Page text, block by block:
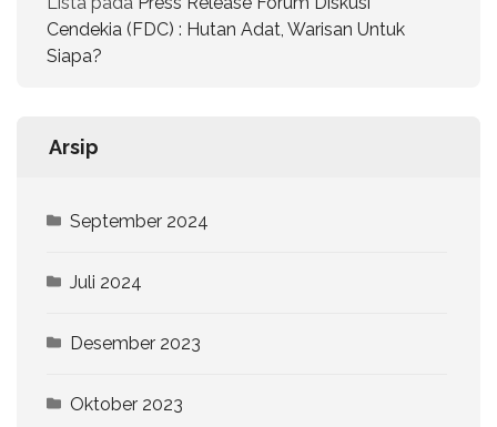
Cendekia (FDC) : Hutan Adat, Warisan Untuk
Siapa?
Arsip
September 2024
Juli 2024
Desember 2023
Oktober 2023